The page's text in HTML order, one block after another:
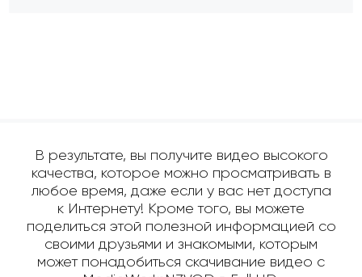
В результате, вы получите видео высокого
качества, которое можно просматривать в
любое время, даже если у вас нет доступа
к Интернету! Кроме того, вы можете
поделиться этой полезной информацией со
своими друзьями и знакомыми, которым
может понадобиться скачивание видео с